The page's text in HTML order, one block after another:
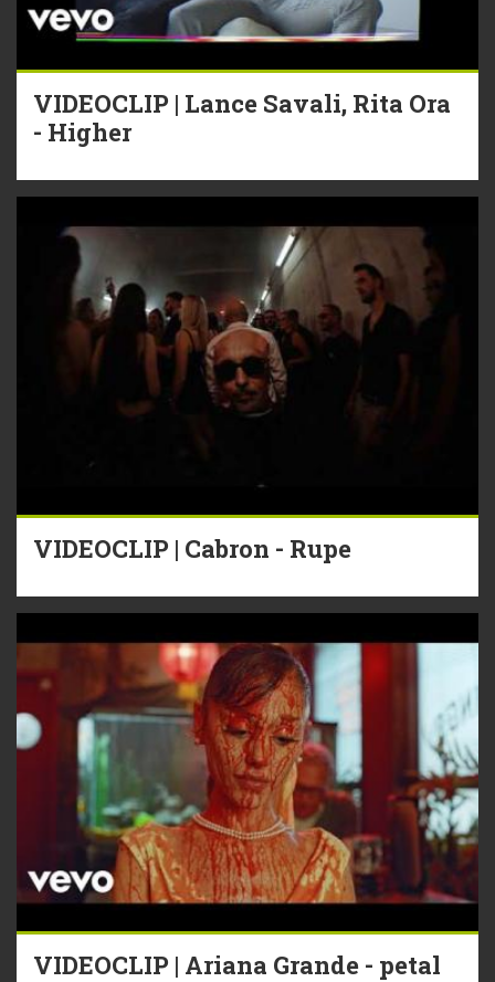
VIDEOCLIP | Lance Savali, Rita Ora
- Higher
VIDEOCLIP | Cabron - Rupe
VIDEOCLIP | Ariana Grande - petal